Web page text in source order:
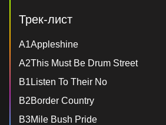
Трек-лист
A1Appleshine
A2This Must Be Drum Street
B1Listen To Their No
B2Border Country
B3Mile Bush Pride